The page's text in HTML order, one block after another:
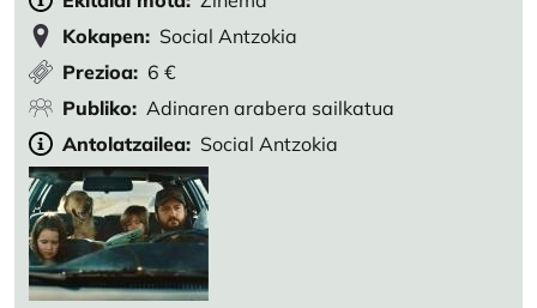
Kokapen
Social Antzokia
Prezioa
6 €
Publiko
Adinaren arabera sailkatua
Antolatzailea
Social Antzokia